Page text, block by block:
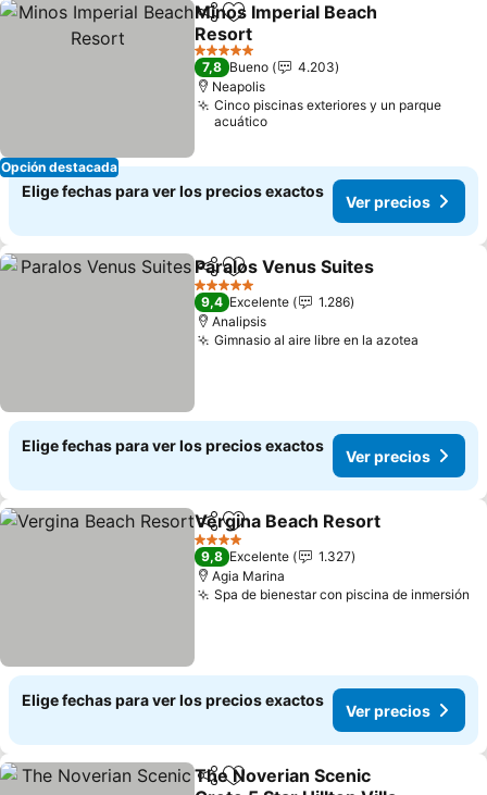
Opción destacada
CompartirAgregar a favoritos
Minos Imperial Beach
Resort
5 Estrellas
7,8 Bueno
4.203
Neapolis
Cinco piscinas exteriores y un parque
acuático
Elige fechas para ver los precios exactos
Ver precios
CompartirAgregar a favoritos
Paralos Venus Suites
5 Estrellas
9,4 Excelente
1.286
Analipsis
Gimnasio al aire libre en la azotea
Elige fechas para ver los precios exactos
Ver precios
CompartirAgregar a favoritos
Vergina Beach Resort
4 Estrellas
9,8 Excelente
1.327
Agia Marina
Spa de bienestar con piscina de inmersión
Elige fechas para ver los precios exactos
Ver precios
Compartir
Agregar a favoritos
The Noverian Scenic